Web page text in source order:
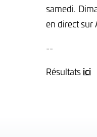
samedi.
en direct sur
--
Résultats ici